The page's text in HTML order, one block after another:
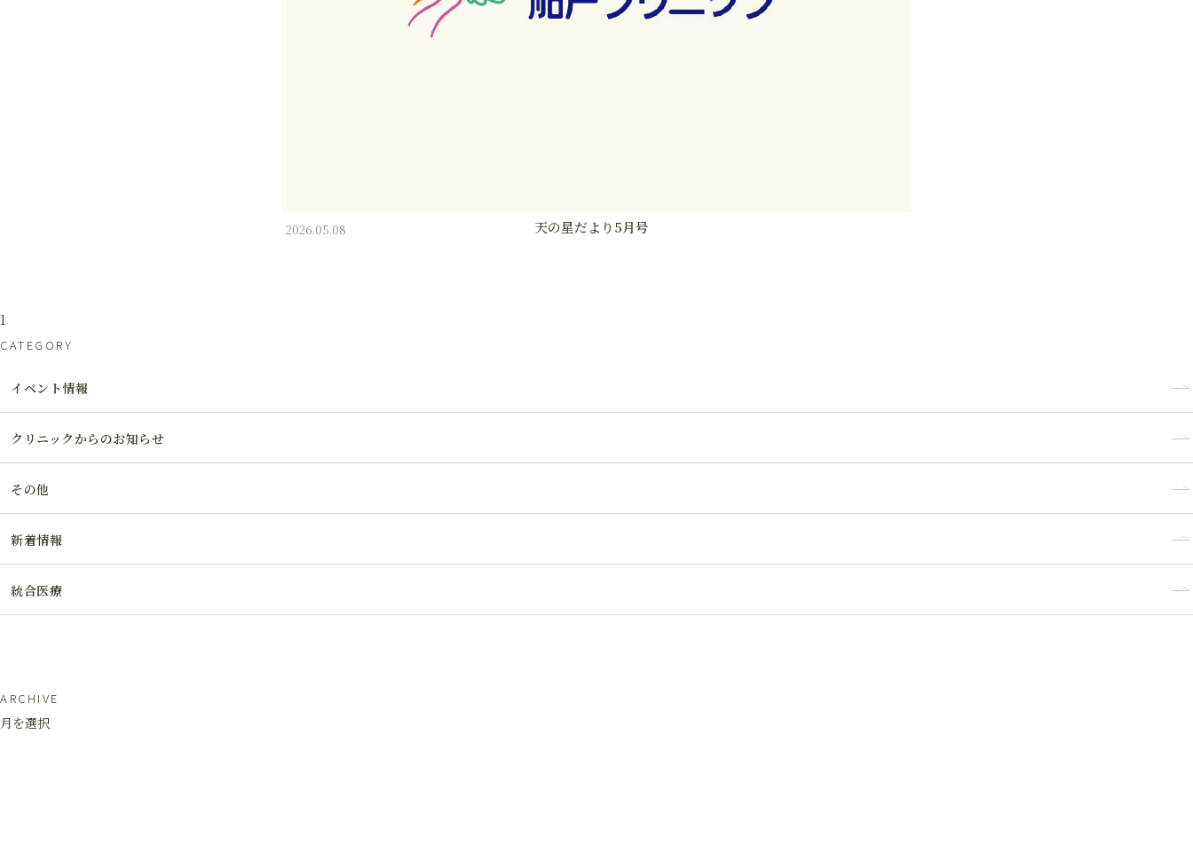
2026.05.08 天の星だより5月号
1
CATEGORY
イベント情報
クリニックからのお知らせ
その他
新着情報
統合医療
ARCHIVE
月を選択